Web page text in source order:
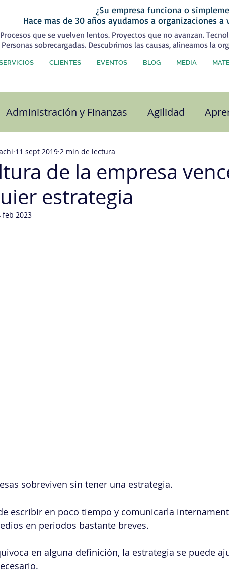
¿Su empresa funciona o
Hace mas de 30 años ayudamos a organizaciones
Procesos que se vuelven lentos. Proyectos que no avanzan.
Personas sobrecargadas. Descubrimos las causas, alineamos la
CLIENTES EVENTOS BLOG MEDIA
Administración y Finanzas Agilidad
Calidad Capital Humano
Cultura organizacional Desarrollo Personal
Informática
de la empresa
estrategia
11 sept 2019 2 min de lectura
feb 2023
de 5 estrellas.
sobreviven sin tener una estrategia.
escribir en poco tiempo y comunicarla
en periodos bastante breves.
en alguna definición, la estrategia se puede